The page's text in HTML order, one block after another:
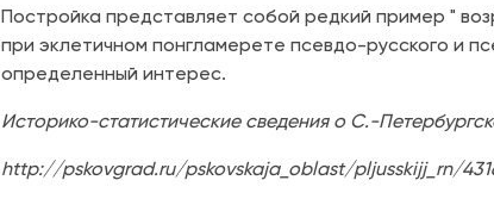
Постройка представляет собой редкий пример "
при эклетичном понгламерете псевдо-русского и
определенный интерес.
Историко-статистические сведения о С.-
http://pskovgrad.ru/pskovskaja_oblast/pljusskijj_rn/